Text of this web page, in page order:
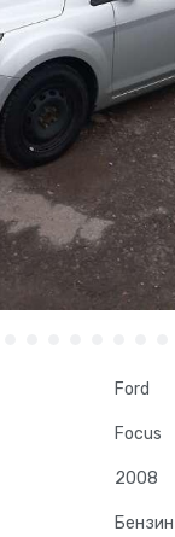
Ford
Focus
2008
Бензин